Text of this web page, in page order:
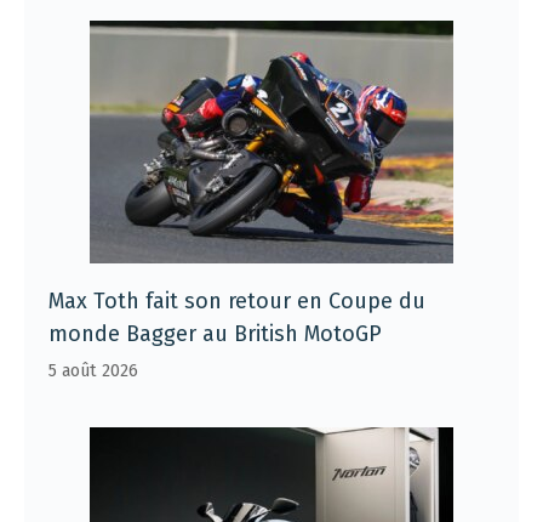
Max Toth fait son retour en Coupe du
monde Bagger au British MotoGP
5 août 2026